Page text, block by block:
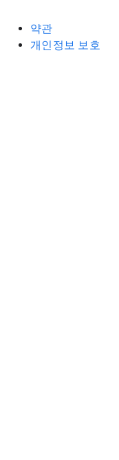
약관
개인정보 보호